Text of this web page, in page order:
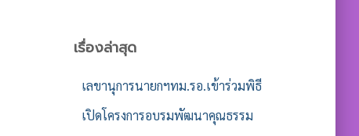
สำ
เรื่องล่าสุด
เลขานุการนายกฯทม.รอ.เข้าร่วมพิธี
เปิดโครงการอบรมพัฒนาคุณธรรม